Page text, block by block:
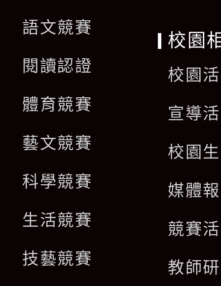
語文競賽
閱讀認證
體育競賽
藝文競賽
科學競賽
生活競賽
技藝競賽
校園
校園
宣導
校園
媒體
競賽
教師